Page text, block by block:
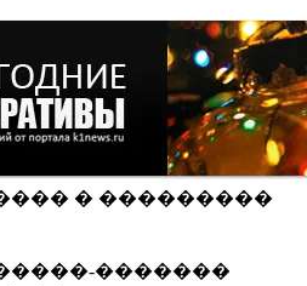
� ���������
�������